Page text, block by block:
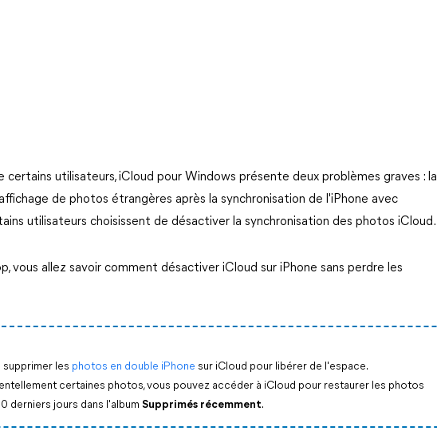
certains utilisateurs, iCloud pour Windows présente deux problèmes graves : la
de photos étrangères après la synchronisation de l'iPhone avec
utilisateurs choisissent de désactiver la synchronisation des photos iCloud.
vous allez savoir comment désactiver iCloud sur iPhone sans perdre les
les photos en double iPhone sur iCloud pour libérer de l'espace.
certaines photos, vous pouvez accéder à iCloud pour restaurer les photos
derniers jours dans l'album Supprimés récemment.